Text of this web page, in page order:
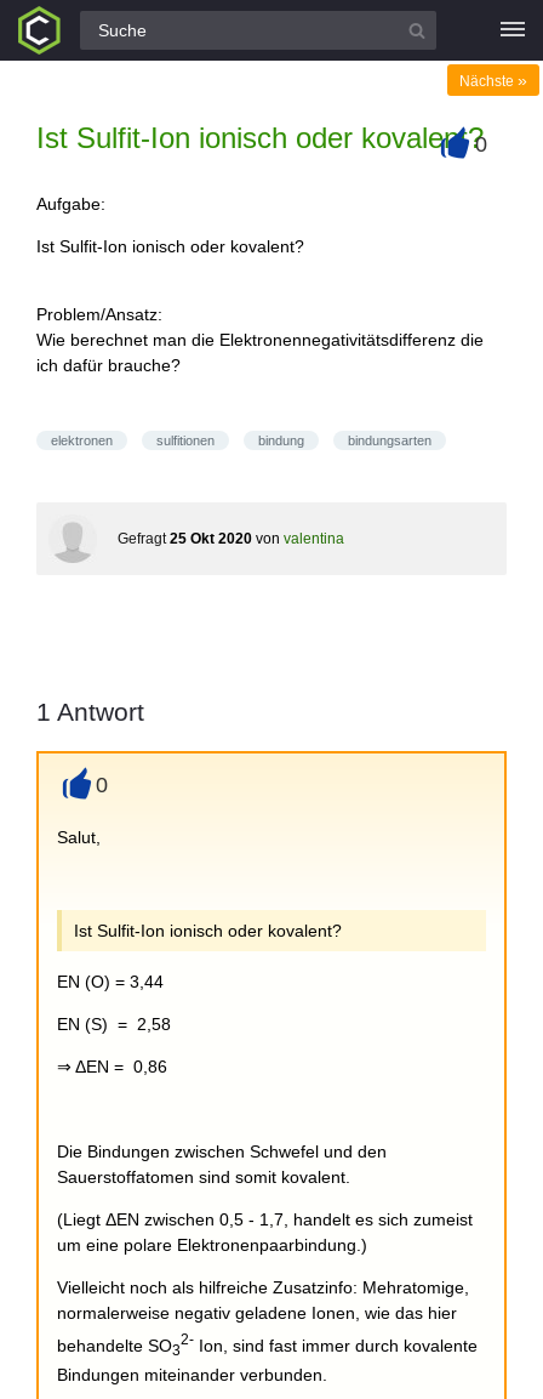
Alle Fragen
Ist Sulfit-Ion ionisch oder kovalent?
Nächste »
0
Aufgabe:
Ist Sulfit-Ion ionisch oder kovalent?
Problem/Ansatz:
Wie berechnet man die Elektronennegativitätsdifferenz die
ich dafür brauche?
elektronen sulfitionen bindung bindungsarten
Gefragt 25 Okt 2020 von valentina
1 Antwort
0
Salut,
Ist Sulfit-Ion ionisch oder kovalent?
EN (O) = 3,44
EN (S) = 2,58
⇒ ΔEN = 0,86
Die Bindungen zwischen Schwefel und den
Sauerstoffatomen sind somit kovalent.
(Liegt ΔEN zwischen 0,5 - 1,7, handelt es sich zumeist
um eine polare Elektronenpaarbindung.)
Vielleicht noch als hilfreiche Zusatzinfo: Mehratomige,
normalerweise negativ geladene Ionen, wie das hier
behandelte SO3
2- Ion, sind fast immer durch kovalente
Bindungen miteinander verbunden.